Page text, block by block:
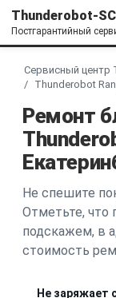
Thunderobot-SC
Постгарантийный
Сервисный центр
Thunderobot
Ремонт
Не спешите
Отметьте, что
подскажем, в
стоимость
Не заряжает